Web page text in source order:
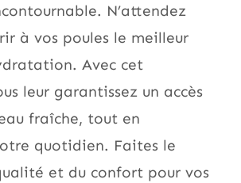
N’attendez
à vos poules le meilleur
Avec cet
leur garantissez un accès
fraîche, tout en
quotidien. Faites le
et du confort pour vos